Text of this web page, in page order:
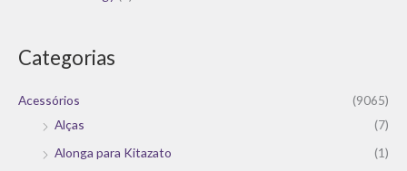
Categorias
Acessórios
(9065)
Alças
(7)
Alonga para Kitazato
(1)